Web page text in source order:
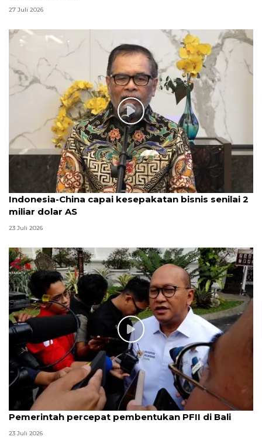
27 Juli 2026
Indonesia-China capai kesepakatan bisnis senilai 2
miliar dolar AS
23 Juli 2026
Pemerintah percepat pembentukan PFII di Bali
23 Juli 2026